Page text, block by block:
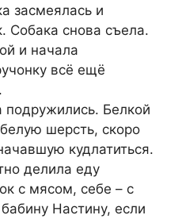
засмеялась и
Собака снова съела.
и начала
всё ещё
Белкой
шерсть, скоро
кудлатиться.
делила еду
с мясом, себе – с
Настину, если